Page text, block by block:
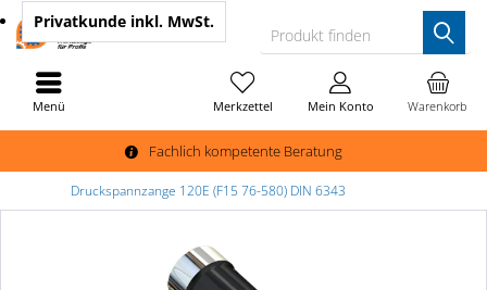
Fachlich kompetente Beratung
Produkt finden
Warenkorb
Merkzettel Mein Konto
Privatkunde inkl. MwSt.
Menü
Druckspannzange 120E (F15 76-580) DIN 6343